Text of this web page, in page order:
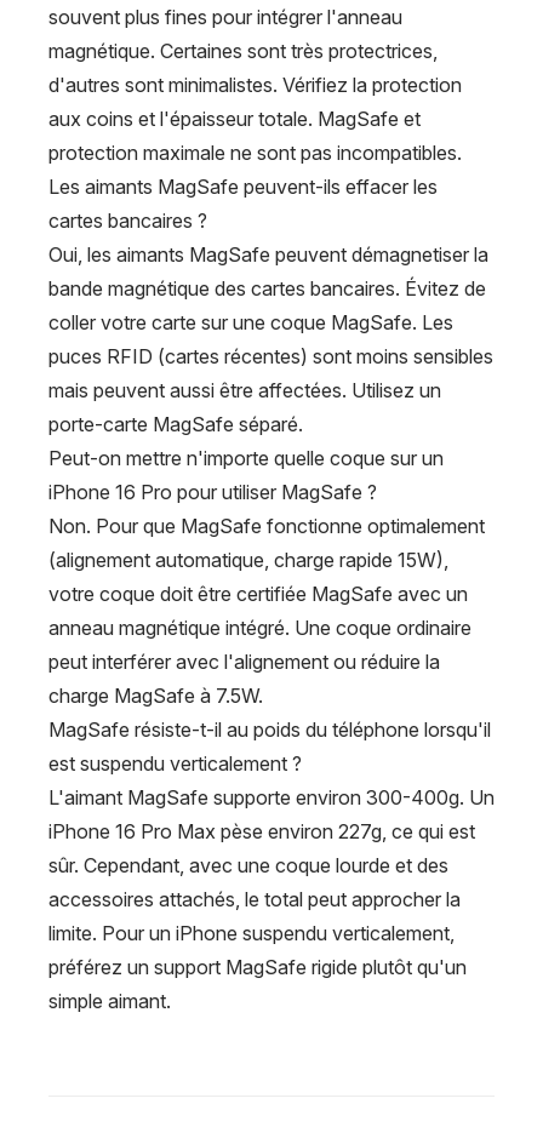
souvent plus fines pour intégrer l'anneau
magnétique. Certaines sont très protectrices,
d'autres sont minimalistes. Vérifiez la protection
aux coins et l'épaisseur totale. MagSafe et
protection maximale ne sont pas incompatibles.
Les aimants MagSafe peuvent-ils effacer les
cartes bancaires ?
Oui, les aimants MagSafe peuvent démagnetiser la
bande magnétique des cartes bancaires. Évitez de
coller votre carte sur une coque MagSafe. Les
puces RFID (cartes récentes) sont moins sensibles
mais peuvent aussi être affectées. Utilisez un
porte-carte MagSafe séparé.
Peut-on mettre n'importe quelle coque sur un
iPhone 16 Pro pour utiliser MagSafe ?
Non. Pour que MagSafe fonctionne optimalement
(alignement automatique, charge rapide 15W),
votre coque doit être certifiée MagSafe avec un
anneau magnétique intégré. Une coque ordinaire
peut interférer avec l'alignement ou réduire la
charge MagSafe à 7.5W.
MagSafe résiste-t-il au poids du téléphone lorsqu'il
est suspendu verticalement ?
L'aimant MagSafe supporte environ 300-400g. Un
iPhone 16 Pro Max pèse environ 227g, ce qui est
sûr. Cependant, avec une coque lourde et des
accessoires attachés, le total peut approcher la
limite. Pour un iPhone suspendu verticalement,
préférez un support MagSafe rigide plutôt qu'un
simple aimant.